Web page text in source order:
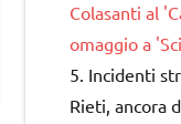
Colasanti al
omaggio a
5. Incidenti
Rieti, ancora